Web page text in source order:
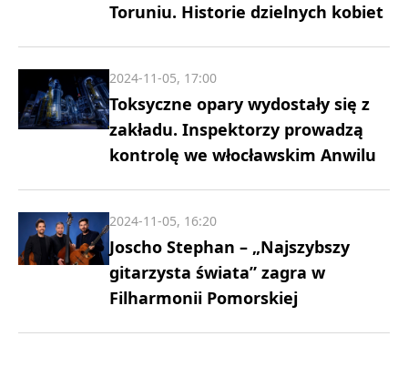
Toruniu. Historie dzielnych kobiet
Toksyczne opary wydostały się z
zakładu. Inspektorzy prowadzą
kontrolę we włocławskim Anwilu
2024-11-05, 17:00
Joscho Stephan – „Najszybszy
gitarzysta świata” zagra w
Filharmonii Pomorskiej
2024-11-05, 16:20